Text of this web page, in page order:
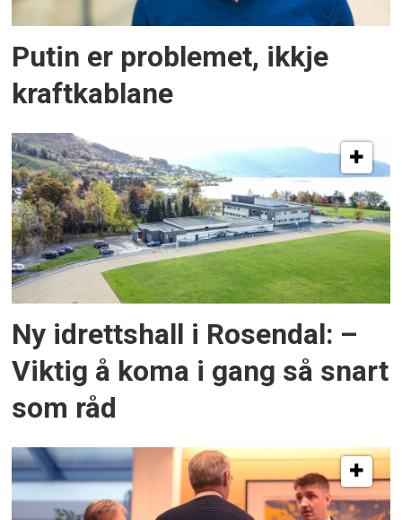
Putin er problemet, ikkje
kraftkablane
Ny idrettshall i Rosendal: –
Viktig å koma i gang så snart
som råd